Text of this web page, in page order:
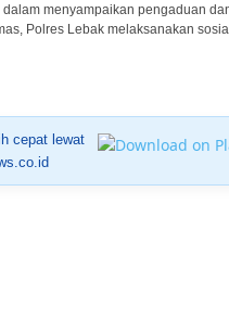
menyampaikan pengaduan
Polres Lebak melaksanakan
cepat lewat